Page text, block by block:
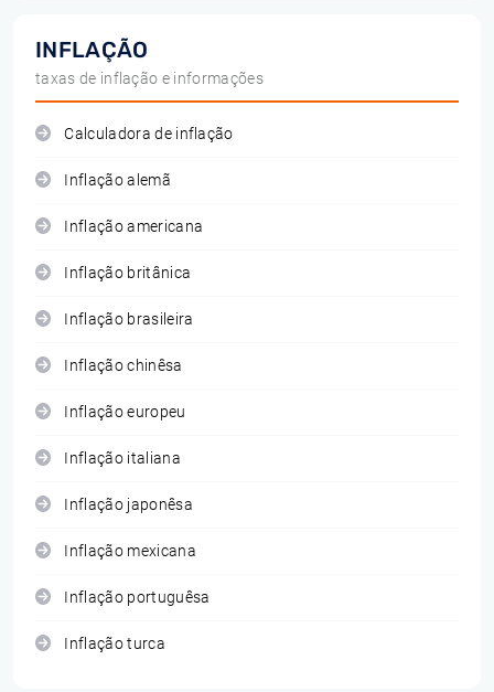
INFLAÇÃO
taxas de inflação e informações
Calculadora de inflação
Inflação alemã
Inflação americana
Inflação britânica
Inflação brasileira
Inflação chinêsa
Inflação europeu
Inflação italiana
Inflação japonêsa
Inflação mexicana
Inflação portuguêsa
Inflação turca